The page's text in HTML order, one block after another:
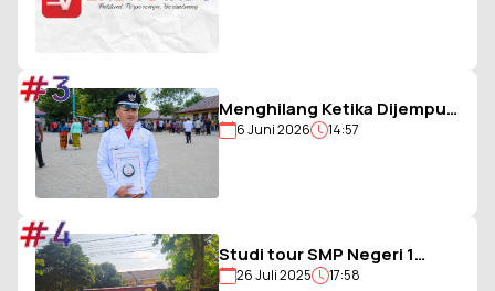
Menghilang Ketika Dijemput
Paksa Polisi, Kades Balohao
6 Juni 2026 14:57
#3
Studi tour SMP Negeri 1
Ambulu Gagal, Uang Iuran
26 Juli 2025 17:58
#4